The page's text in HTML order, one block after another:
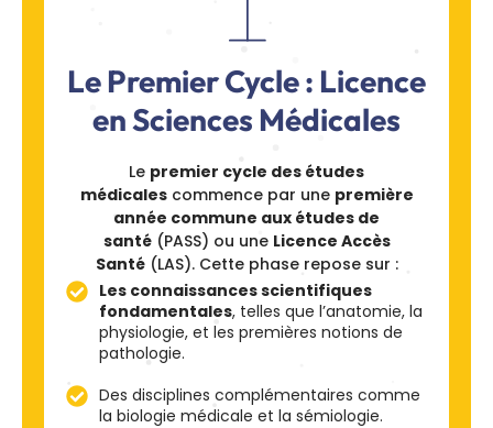
Le Premier Cycle : Licence
en Sciences Médicales
Le premier cycle des études
médicalescommence par une première
année commune aux études de
santé(PASS) ou une Licence Accès
Santé(LAS). Cette phase repose sur :
Les connaissances scientifiques
fondamentales, telles que l’anatomie, la
physiologie, et les premières notions de
pathologie.
Des disciplines complémentaires comme
la biologie médicale et la sémiologie.